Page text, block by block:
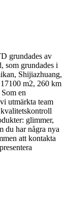
grundades av
som grundades i
Shijiazhuang,
m2, 260 km
en
utmärkta team
glimmer,
du har några nya
att kontakta